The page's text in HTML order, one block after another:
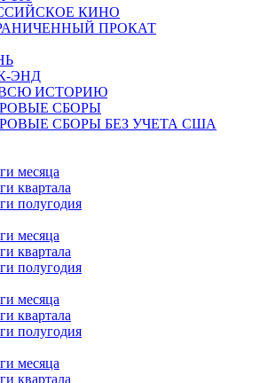
КИНО
ПРОКАТ
ЭНД
ИСТОРИЮ
СБОРЫ
СБОРЫ БЕЗ УЧЕТА США
месяца
квартала
полугодия
месяца
квартала
полугодия
месяца
квартала
полугодия
месяца
квартала